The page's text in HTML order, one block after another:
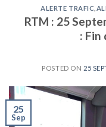
ALERTE TRAFIC
RTM : 25
:
POSTED ON 25
25
Sep